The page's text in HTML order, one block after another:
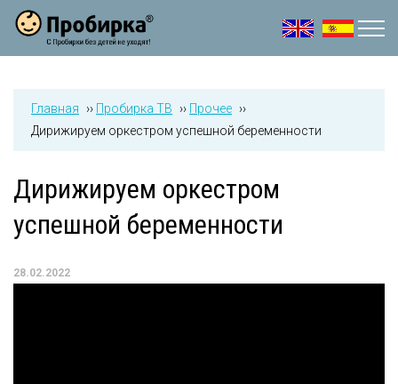
Jump to navigation
Главная ›› Пробирка ТВ ›› Прочее ››
Дирижируем оркестром успешной беременности
Дирижируем оркестром
успешной беременности
28.02.2022